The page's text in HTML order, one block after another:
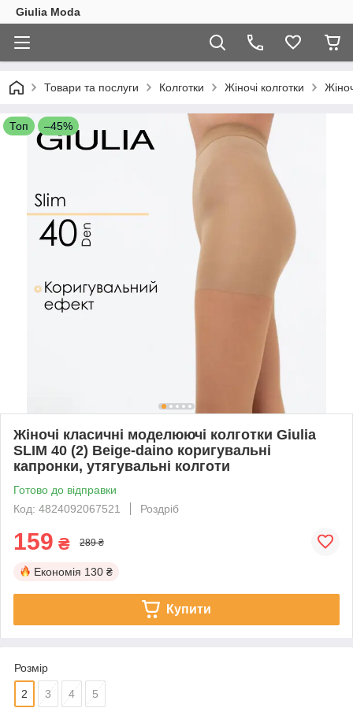
Giulia Moda
Товари та послуги Колготки Жіночі колготки
Топ –45%
Жіночі класичні моделюючі колготки Giulia
SLIM 40 (2) Beige-daino коригувальні
капронки, утягувальні колготи
Готово до відправки
Код: 4824092067521
Роздріб
159 ₴ 289 ₴
Економія 130 ₴
Купити
Розмір
2 3 4 5